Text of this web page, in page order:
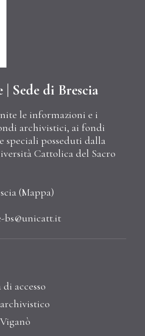
Sede di Brescia
le informazioni e i
archivistici, ai fondi
speciali posseduti dalla
Cattolica del Sacro
(Mappa)
bs@unicatt.it
accesso